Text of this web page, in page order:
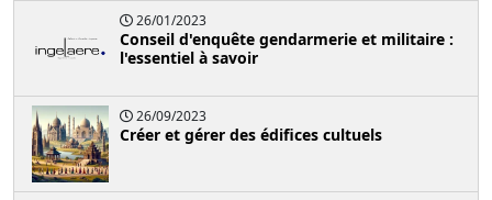
26/01/2023
Conseil d'enquête gendarmerie et militaire :
l'essentiel à savoir
26/09/2023
Créer et gérer des édifices cultuels